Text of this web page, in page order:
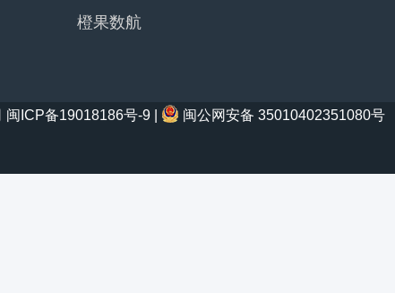
橙果数航
闽ICP备19018186号-9 闽公网安备 35010402351080号